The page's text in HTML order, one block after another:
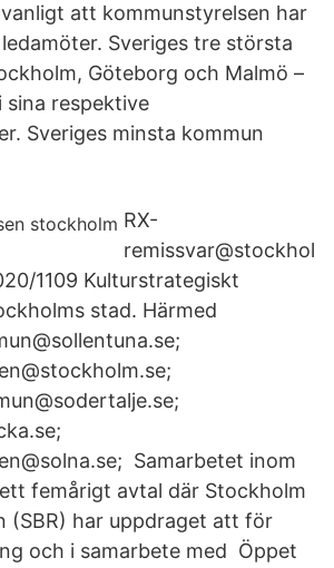
att kommunstyrelsen har
ledamöter. Sveriges tre största
Göteborg och Malmö –
sina respektive
Sveriges minsta kommun
RX-
remissvar@stockhol
1109 Kulturstrategiskt
stad. Härmed
Samarbetet inom
femårigt avtal där Stockholm
(SBR) har uppdraget att för
och i samarbete med Öppet